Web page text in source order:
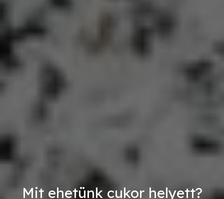
Mit ehetünk cukor helyett?